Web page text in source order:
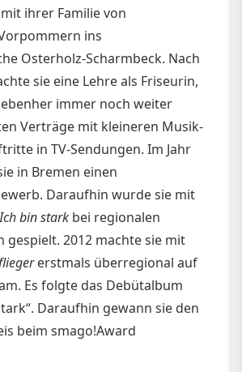
ihrer Familie von
ins
Osterholz-Scharmbeck. Nach
sie eine Lehre als Friseurin,
immer noch weiter
Verträge mit kleineren Musik-
in TV-Sendungen. Im Jahr
in Bremen einen
Daraufhin wurde sie mit
Ich bin stark bei regionalen
gespielt. 2012 machte sie mit
erstmals überregional auf
Es folgte das Debütalbum
Daraufhin gewann sie den
beim smago!Award